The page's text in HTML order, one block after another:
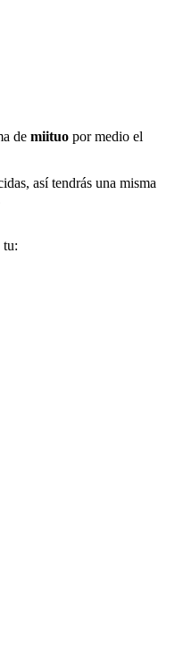
de miituo por medio el
así tendrás una misma
tu: